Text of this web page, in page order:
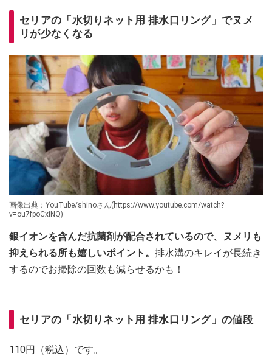
セリアの「水切りネット用 排水口リング」でヌメ
リが少なくなる
画像出典：YouTube/shinoさん(https://www.youtube.com/watch?
v=ou7fpoCxiNQ)
銀イオンを含んだ抗菌剤が配合されているので、ヌメリも
抑えられる所も嬉しいポイント。 排水溝のキレイが長続き
するのでお掃除の回数も減らせるかも！
セリアの「水切りネット用 排水口リング」の値段
110円（税込）です。